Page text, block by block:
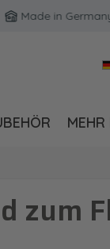
in Germany
MEHR
zum